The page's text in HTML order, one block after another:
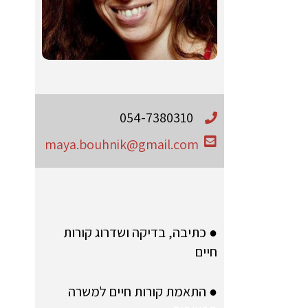
054-7380310
maya.bouhnik@gmail.com
● כתיבה, בדיקה ושדרוג קורות
חיים
● התאמת קורות חיים למשרה